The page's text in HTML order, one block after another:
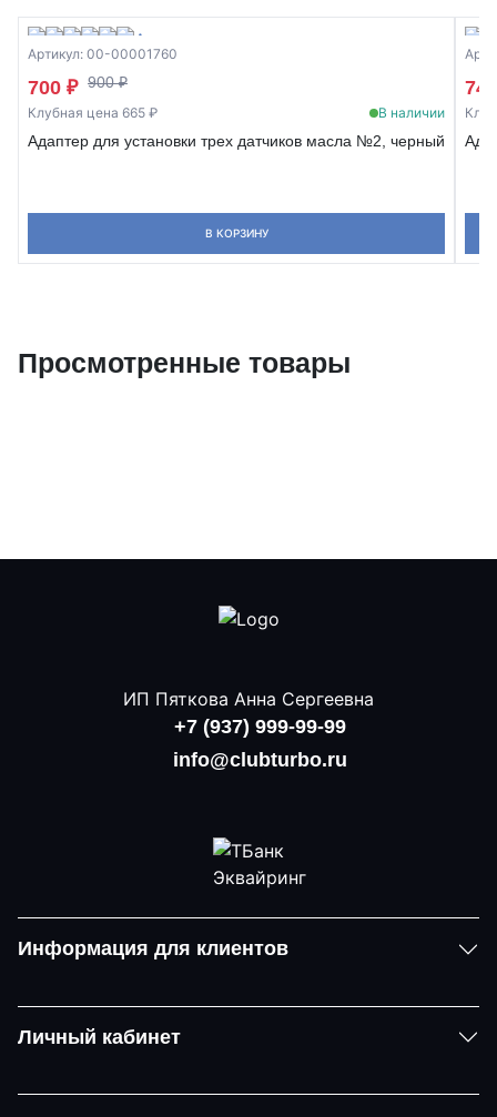
Артикул: 00-00001760
700 ₽ 900 ₽
Клубная цена 665 ₽ В наличии
Адаптер для установки трех датчиков масла №2, черный
В КОРЗИНУ
Просмотренные товары
ИП Пяткова Анна Сергеевна
+7 (937) 999-99-99
info@clubturbo.ru
Информация для клиентов
Личный кабинет